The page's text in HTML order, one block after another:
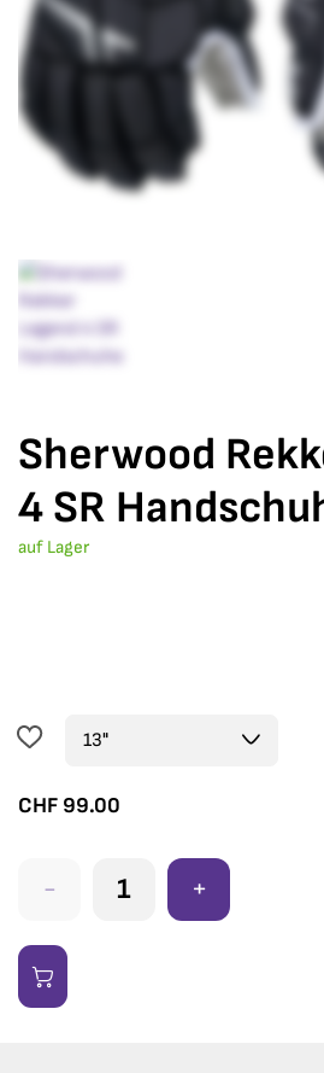
Sherwood
4 SR
auf Lager
CHF 99.00
- +